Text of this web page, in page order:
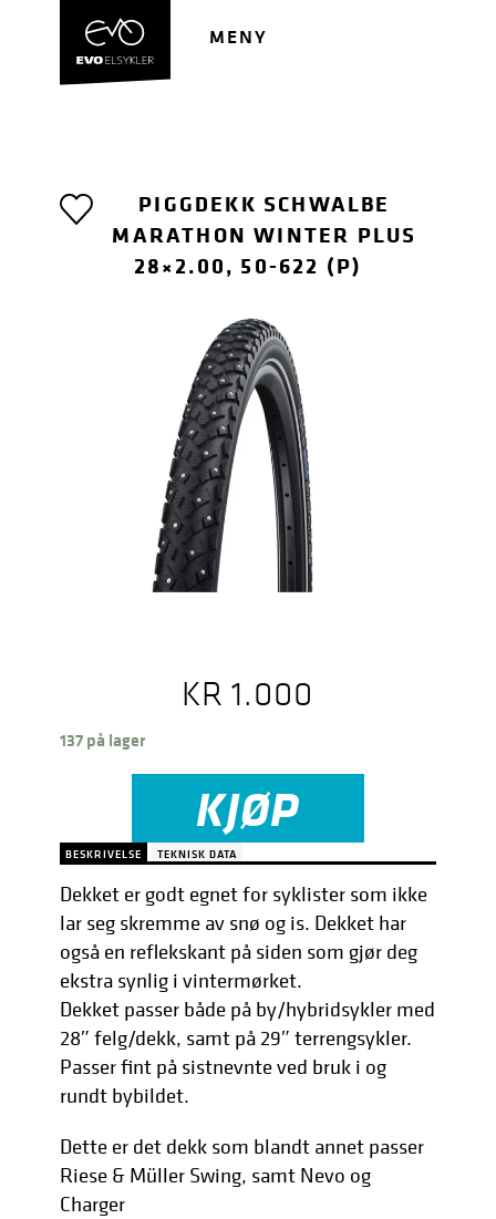
navigasjon
MENY
PIGGDEKK SCHWALBE
MARATHON WINTER PLUS
28×2.00, 50-622 (P)
KR 1.000
137 på lager
KJØP
BESKRIVELSE TEKNISK DATA
Dekket er godt egnet for syklister som ikke
lar seg skremme av snø og is. Dekket har
også en reflekskant på siden som gjør deg
ekstra synlig i vintermørket.
Dekket passer både på by/hybridsykler med
28″ felg/dekk, samt på 29″ terrengsykler.
Passer fint på sistnevnte ved bruk i og
rundt bybildet.
Dette er det dekk som blandt annet passer
Riese & Müller Swing, samt Nevo og
Charger